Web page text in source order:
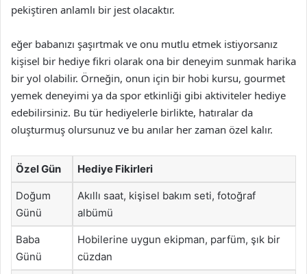
pekiştiren anlamlı bir jest olacaktır.
eğer babanızı şaşırtmak ve onu mutlu etmek istiyorsanız
kişisel bir hediye fikri olarak ona bir deneyim sunmak harika
bir yol olabilir. Örneğin, onun için bir hobi kursu, gourmet
yemek deneyimi ya da spor etkinliği gibi aktiviteler hediye
edebilirsiniz. Bu tür hediyelerle birlikte, hatıralar da
oluşturmuş olursunuz ve bu anılar her zaman özel kalır.
Özel Gün Hediye Fikirleri
Doğum
Günü
Akıllı saat, kişisel bakım seti, fotoğraf
albümü
Baba
Günü
Hobilerine uygun ekipman, parfüm, şık bir
cüzdan